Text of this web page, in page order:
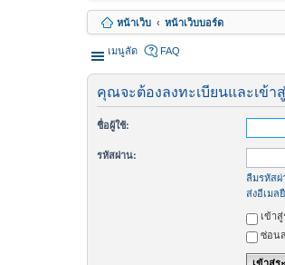
u
r
หน้าเว็บ หน้าเว็บบอร์ด
เมนูลัด FAQ
คุณจะต้องลงทะเบียนและเข้า
ชื่อผู้ใช้:
รหัสผ่าน:
ลืมรหัส
ส่งอีเมล
เข้า
ซ่อน